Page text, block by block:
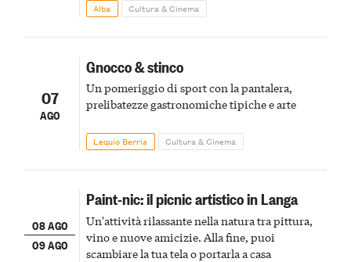
Alba Cultura & Cinema
07
AGO
Gnocco & stinco
Un pomeriggio di sport con la pantalera,
prelibatezze gastronomiche tipiche e arte
Lequio Berria Cultura & Cinema
08 AGO
09 AGO
Paint-nic: il picnic artistico in Langa
Un'attività rilassante nella natura tra pittura,
vino e nuove amicizie. Alla fine, puoi
scambiare la tua tela o portarla a casa